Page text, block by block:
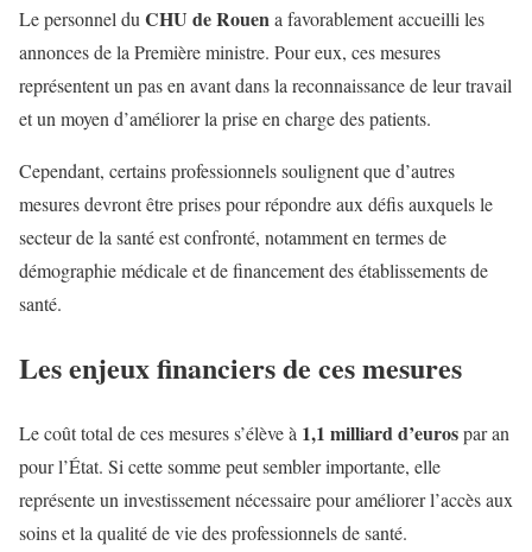
Le personnel du CHU de Rouen a favorablement accueilli les
annonces de la Première ministre. Pour eux, ces mesures
représentent un pas en avant dans la reconnaissance de leur travail
et un moyen d’améliorer la prise en charge des patients.
Cependant, certains professionnels soulignent que d’autres
mesures devront être prises pour répondre aux défis auxquels le
secteur de la santé est confronté, notamment en termes de
démographie médicale et de financement des établissements de
santé.
Les enjeux financiers de ces mesures
Le coût total de ces mesures s’élève à 1,1 milliard d’eurospar an
pour l’État. Si cette somme peut sembler importante, elle
représente un investissement nécessaire pour améliorer l’accès aux
soins et la qualité de vie des professionnels de santé.